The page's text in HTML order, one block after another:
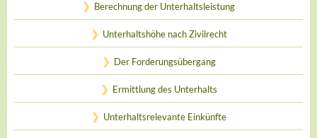
Berechnung der Unterhaltsleistung
Unterhaltshöhe nach Zivilrecht
Der Forderungsübergang
Ermittlung des Unterhalts
Unterhaltsrelevante Einkünfte